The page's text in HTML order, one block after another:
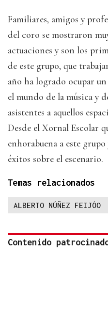
Familiares, amigos y
del coro se mostraron
actuaciones y son los
de este grupo, que
año ha logrado ocupar
el mundo de la música y
asistentes a aquellos
Desde el Xornal Escolar
enhorabuena a este
éxitos sobre el escenario.
Temas relacionados
ALBERTO NÚÑEZ FEIJÓO
Contenido